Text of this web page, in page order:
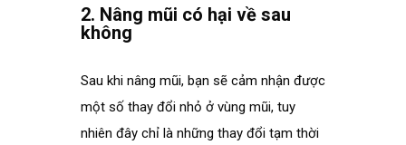
2. Nâng mũi có hại về sau
không
Sau khi nâng mũi, bạn sẽ cảm nhận được
một số thay đổi nhỏ ở vùng mũi, tuy
nhiên đây chỉ là những thay đổi tạm thời